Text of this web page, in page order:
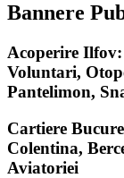
Bannere
Acoperire
Voluntari,
Pantelimon,
Cartiere
Colentina,
Aviatoriei